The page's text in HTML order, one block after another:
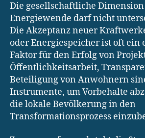
Die gesellschaftliche
Energiewende darf nicht
Die Akzeptanz neuer
oder Energiespeicher ist oft ein
Faktor für den Erfolg von
Öffentlichkeitsarbeit,
Beteiligung von Anwohnern
Instrumente, um Vorbehalte
die lokale Bevölkerung in den
Transformationsprozess